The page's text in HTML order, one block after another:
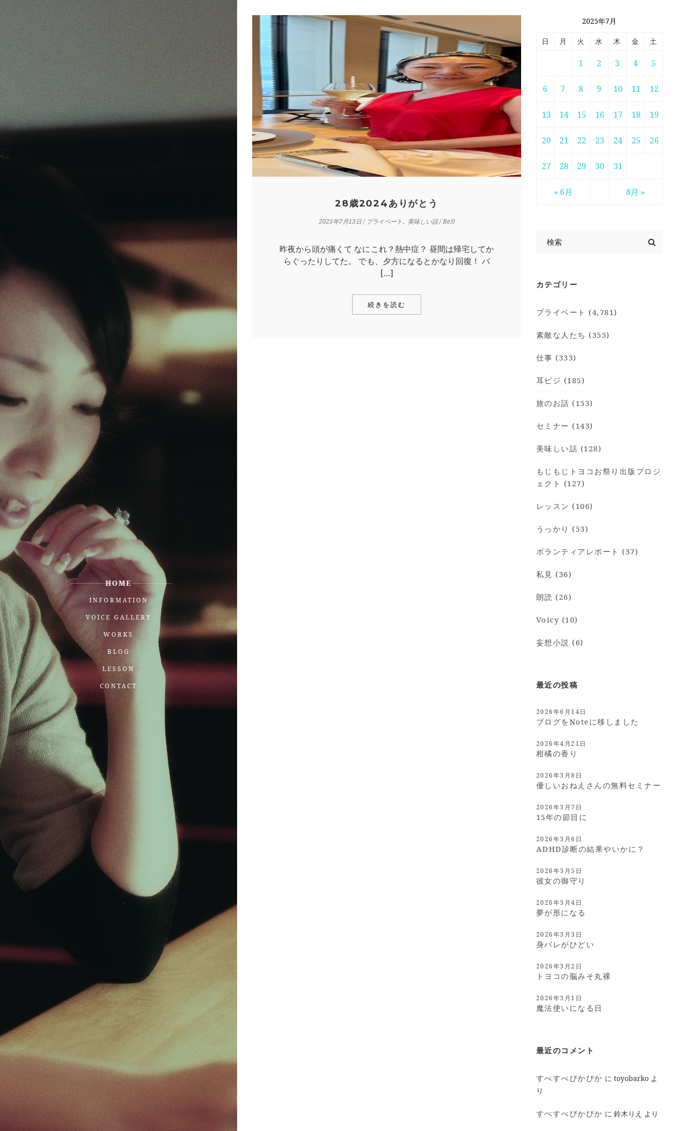
HOME
INFORMATION
VOICE GALLERY
WORKS
BLOG
LESSON
CONTACT
28歳2024ありがとう
2025年7月13日/ プライベート 美味しい話/ Re:0
昨夜から頭が痛くて なにこれ？熱中症？ 昼間は帰宅してか
らぐったりしてた。 でも、夕方になるとかなり回復！ バ
[…]
続きを読む
2025年7月
日 月 火 水 木 金 土
« 6月 8月 »
1 2 3 4 5
6 7 8 9 10 11 12
13 14 15 16 17 18 19
20 21 22 23 24 25 26
27 28 29 30 31
カテゴリー
プライベート (4,781)
素敵な人たち (355)
仕事 (333)
耳ビジ (185)
旅のお話 (153)
セミナー (143)
美味しい話 (128)
もじもじトヨコお祭り出版プロジ
ェクト (127)
レッスン (106)
うっかり (53)
ボランティアレポート (37)
私見 (36)
朗読 (26)
Voicy (10)
妄想小説 (6)
最近の投稿
2026年6月14日
ブログをnoteに移しました
2026年4月21日
柑橘の香り
2026年3月8日
優しいおねえさんの無料セミナー
2026年3月7日
15年の節目に
2026年3月6日
ADHD診断の結果やいかに？
2026年3月5日
彼女の御守り
2026年3月4日
夢が形になる
2026年3月3日
身バレがひどい
2026年3月2日
トヨコの脳みそ丸裸
2026年3月1日
魔法使いになる日
最近のコメント
すべすべぴかぴか に toyobarko よ
り
すべすべぴかぴか に 鈴木りえ より